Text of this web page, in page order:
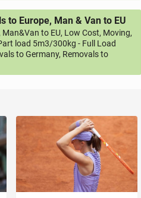
to Europe, Man & Van to EU
to EU, Low Cost, Moving,
load 5m3/300kg - Full Load
to Germany, Removals to